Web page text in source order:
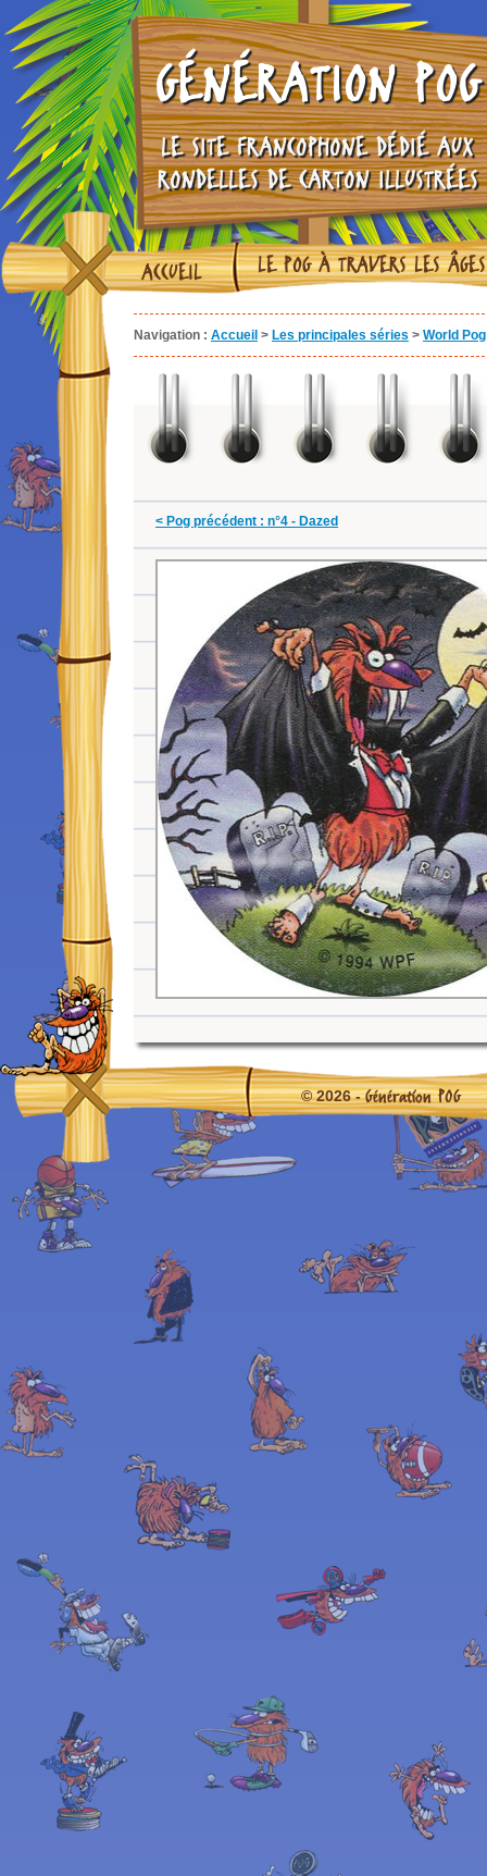
GÉNÉRATION POG
LE SITE FRANCOPHONE DÉDIÉ AUX
RONDELLES DE CARTON ILLUSTRÉES
ACCUEIL LE POG À TRAVERS LES ÂGES
Navigation : Accueil > Les principales séries > World
< Pog précédent : n°4 - Dazed
© 2026 -Génération POG